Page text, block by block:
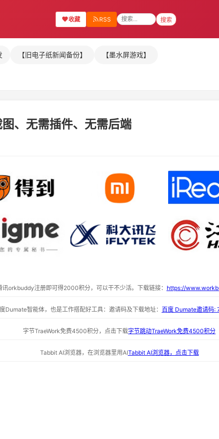
收藏 RSS 搜索
【旧电子纸新闻备份】 【墨水屏游戏】
、无需插件、无需后端
讯orkbuddy注册即可得2000积分，可以干不少活。下载链接： https://
Dumate智能体，也是工作搭配好工具：邀请码及下载地址： 百度 Dumate邀请码:
字节TraeWork免费4500积分，点击下载字节跳动TraeWork免费4500积分
Tabbit AI浏览器，在浏览器里用AITabbit AI浏览器，点击下载